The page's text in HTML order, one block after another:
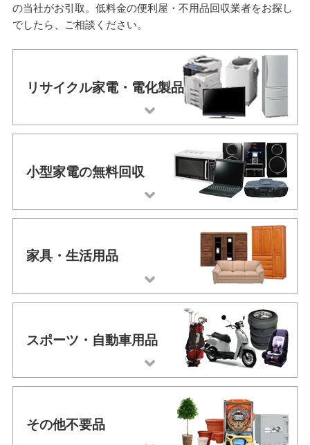
の当社がお引取。低料金の便利屋・不用品回収業者をお探し
でしたら、ご相談ください。
リサイクル家電・ 電化製品
小型家電の無料回収
家具・生活用品
スポーツ・ 自動車用品
その他不要品